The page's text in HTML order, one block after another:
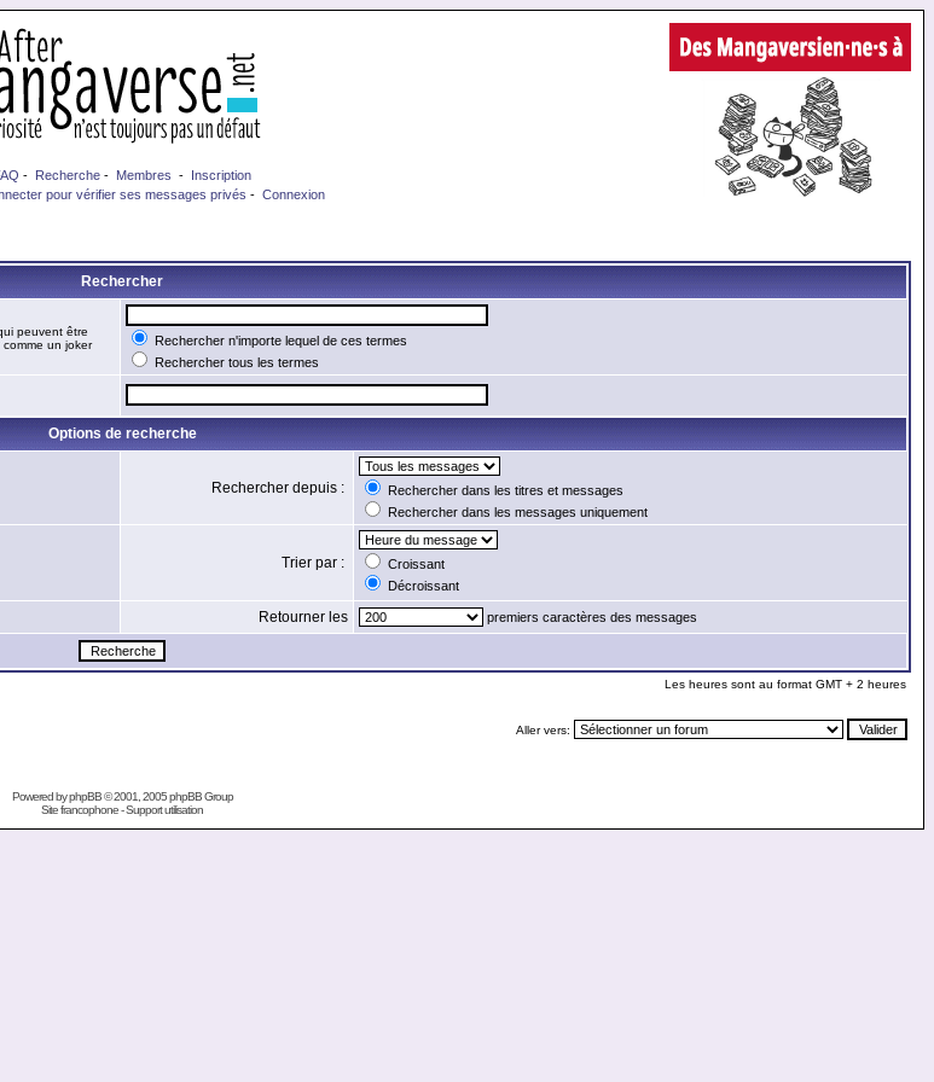
- Recherche - Membres - Inscription
pour vérifier ses messages privés - Connexion
Rechercher
peuvent être
un joker
Rechercher n'importe lequel de ces termes
Rechercher tous les termes
Options de recherche
Rechercher depuis :
Rechercher dans les titres et messages
Rechercher dans les messages uniquement
Trier par :
Croissant
Décroissant
Retourner les premiers caractères des messages
Les heures sont au format GMT + 2 heures
Aller vers:
Powered byphpBB© 2001, 2005 phpBB Group
Site francophone-Support utilisation